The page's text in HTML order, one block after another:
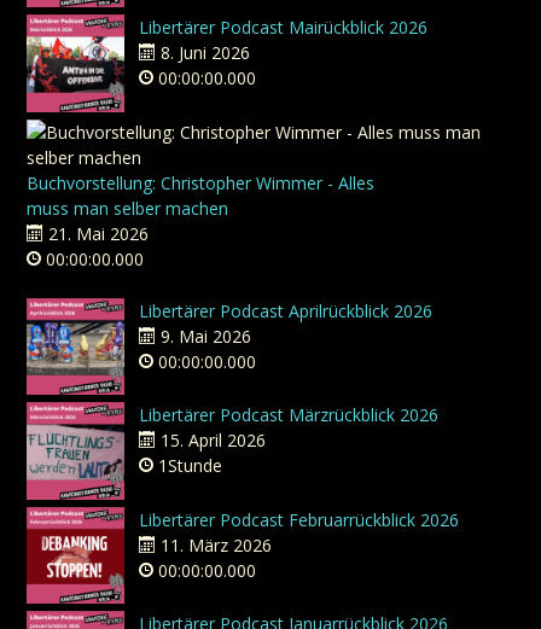
Libertärer Podcast Mairückblick 2026
8. Juni 2026
00:00:00.000
Buchvorstellung: Christopher Wimmer - Alles
muss man selber machen
21. Mai 2026
00:00:00.000
Libertärer Podcast Aprilrückblick 2026
9. Mai 2026
00:00:00.000
Libertärer Podcast Märzrückblick 2026
15. April 2026
1Stunde
Libertärer Podcast Februarrückblick 2026
11. März 2026
00:00:00.000
Libertärer Podcast Januarrückblick 2026